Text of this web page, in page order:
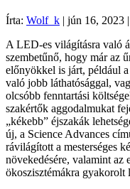
Írta: Wolf_k | jún 16, 2023 |
A LED-es világításra való
szembetűnő, hogy már az
előnyökkel is járt, például
való jobb láthatósággal,
olcsóbb fenntartási
szakértők aggodalmukat
„kékebb” éjszakák
új, a Science Advances
rávilágított a mesterséges
növekedésére, valamint az
ökoszisztémákra gyakorolt